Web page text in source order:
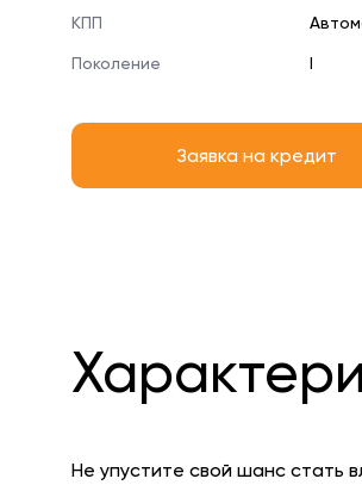
КПП
Поколение I
Заявка на кредит
Не упустите свой шанс стать